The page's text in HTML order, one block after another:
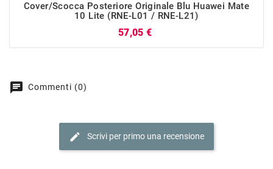
Cover/Scocca Posteriore Originale Blu Huawei Mate
10 Lite (RNE-L01 / RNE-L21)
57,05 €
chat Commenti (0)
edit Scrivi per primo una recensione